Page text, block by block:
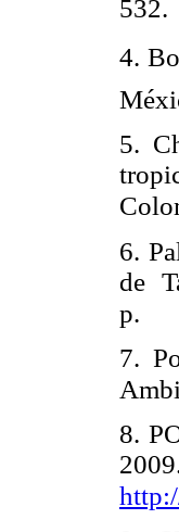
532.
4.
5.
6.
de
p.
7.
8.